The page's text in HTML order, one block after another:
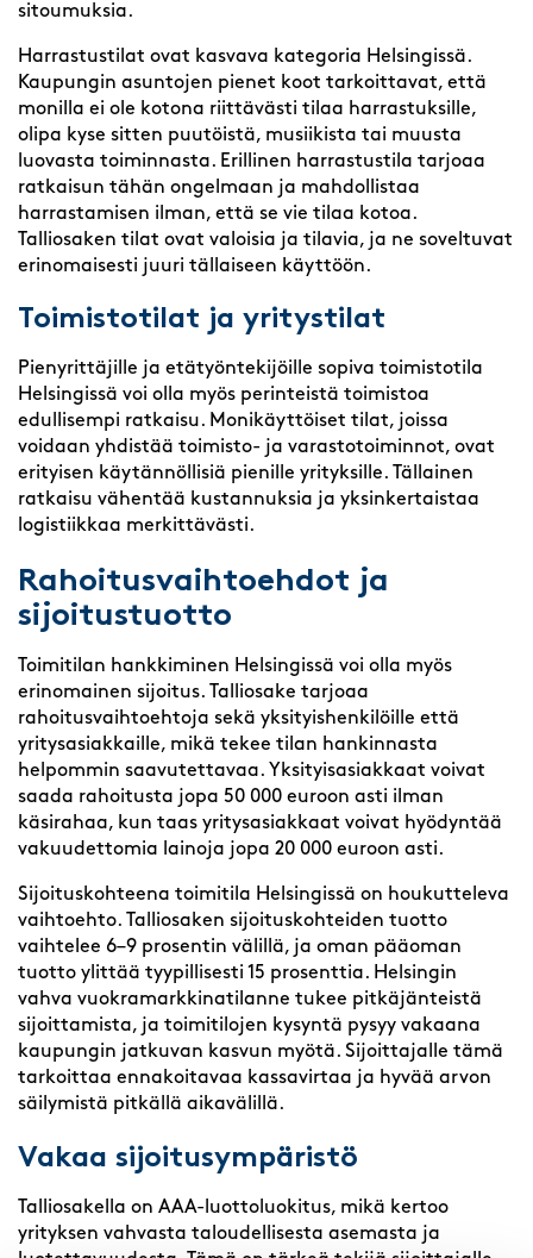
sitoumuksia.
Harrastustilat ovat kasvava kategoria Helsingissä.
Kaupungin asuntojen pienet koot tarkoittavat, että
monilla ei ole kotona riittävästi tilaa harrastuksille,
olipa kyse sitten puutöistä, musiikista tai muusta
luovasta toiminnasta. Erillinen harrastustila tarjoaa
ratkaisun tähän ongelmaan ja mahdollistaa
harrastamisen ilman, että se vie tilaa kotoa.
Talliosaken tilat ovat valoisia ja tilavia, ja ne soveltuvat
erinomaisesti juuri tällaiseen käyttöön.
Toimistotilat ja yritystilat
Pienyrittäjille ja etätyöntekijöille sopiva toimistotila
Helsingissä voi olla myös perinteistä toimistoa
edullisempi ratkaisu. Monikäyttöiset tilat, joissa
voidaan yhdistää toimisto- ja varastotoiminnot, ovat
erityisen käytännöllisiä pienille yrityksille. Tällainen
ratkaisu vähentää kustannuksia ja yksinkertaistaa
logistiikkaa merkittävästi.
Rahoitusvaihtoehdot ja
sijoitustuotto
Toimitilan hankkiminen Helsingissä voi olla myös
erinomainen sijoitus. Talliosake tarjoaa
rahoitusvaihtoehtoja sekä yksityishenkilöille että
yritysasiakkaille, mikä tekee tilan hankinnasta
helpommin saavutettavaa. Yksityisasiakkaat voivat
saada rahoitusta jopa 50 000 euroon asti ilman
käsirahaa, kun taas yritysasiakkaat voivat hyödyntää
vakuudettomia lainoja jopa 20 000 euroon asti.
Sijoituskohteena toimitila Helsingissä on houkutteleva
vaihtoehto. Talliosaken sijoituskohteiden tuotto
vaihtelee 6–9 prosentin välillä, ja oman pääoman
tuotto ylittää tyypillisesti 15 prosenttia. Helsingin
vahva vuokramarkkinatilanne tukee pitkäjänteistä
sijoittamista, ja toimitilojen kysyntä pysyy vakaana
kaupungin jatkuvan kasvun myötä. Sijoittajalle tämä
tarkoittaa ennakoitavaa kassavirtaa ja hyvää arvon
säilymistä pitkällä aikavälillä.
Vakaa sijoitusympäristö
Talliosakella on AAA-luottoluokitus, mikä kertoo
yrityksen vahvasta taloudellisesta asemasta ja